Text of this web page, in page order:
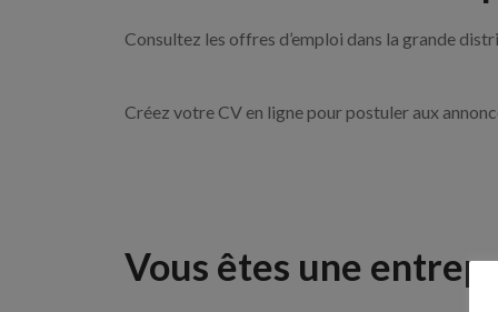
Consultez les offres d’emploi dans la grande
Créez votre CV en ligne pour postuler aux
Vous êtes une